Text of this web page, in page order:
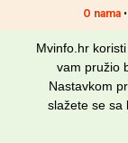
O nama•
Mvinfo.hr
vam pružio
Nastavkom
slažete se sa